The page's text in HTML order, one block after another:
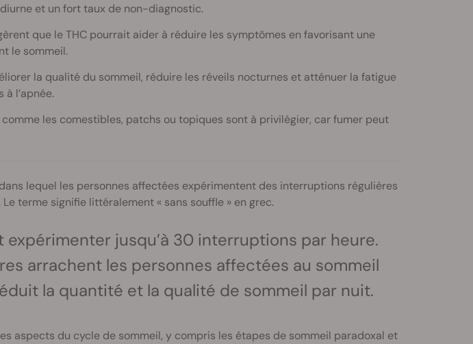
et un fort taux de non-diagnostic.
que le THC pourrait aider à réduire les symptômes en favorisant une
le sommeil.
la qualité du sommeil, réduire les réveils nocturnes et atténuer la fatigue
à l’apnée.
les comestibles, patchs ou topiques sont à privilégier, car fumer peut
lequel les personnes affectées expérimentent des interruptions régulières
terme signifie littéralement « sans souffle » en grec.
expérimenter jusqu’à 30 interruptions par heure.
arrachent les personnes affectées au sommeil
la quantité et la qualité de sommeil par nuit.
aspects du cycle de sommeil, y compris les étapes de sommeil paradoxal et